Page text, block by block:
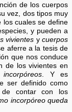
de los cuerpos
vez, dos tipos muy
los cuales se define
y pueden a
vivientes y cuerpos
aferre a la tesis de
que nos conduce
de los vivientes en
incorpóreos . Y es
ser definido como
de contar con los
incorpóreo queda